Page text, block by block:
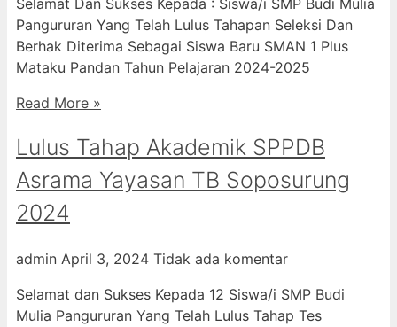
Pangururan Yang Telah Lulus Tahapan Seleksi Dan
Berhak Diterima Sebagai Siswa Baru SMAN 1 Plus
Mataku Pandan Tahun Pelajaran 2024-2025
Read More »
Lulus Tahap Akademik SPPDB
Asrama Yayasan TB Soposurung
2024
admin April 3, 2024 Tidak ada komentar
Selamat dan Sukses Kepada 12 Siswa/i SMP Budi
Mulia Pangururan Yang Telah Lulus Tahap Tes